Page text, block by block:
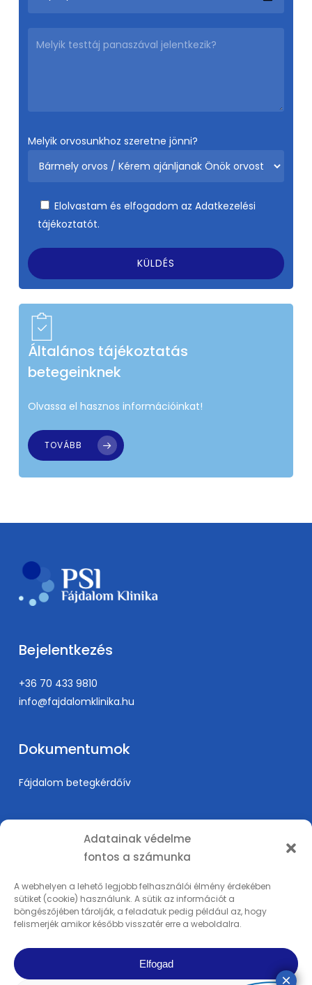
Adatainak védelme
fontos a számunka
A webhelyen a lehető legjobb felhasználói élmény érdekében
sütiket (cookie) használunk. A sütik az információt a
böngészőjében tárolják, a feladatuk pedig például az, hogy
felismerjék amikor később visszatér erre a weboldalra.
Elfogad
Melyik orvosunkhoz szeretne jönni?
Elolvastam és elfogadom azAdatkezelési
tájékoztatót.
Általános tájékoztatás
betegeinknek
Olvassa el hasznos információinkat!
TOVÁBB
Bejelentkezés
+36 70 433 9810
info@fajdalomklinika.hu
Dokumentumok
Fájdalom betegkérdőív
Információk
Karrier
Orvosképzés
Adatkezelési tájékoztató